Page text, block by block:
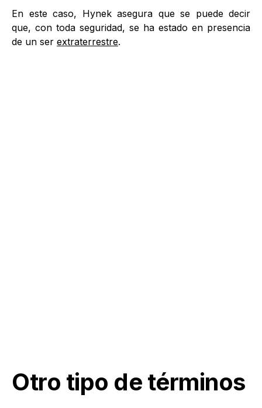
En este caso, Hynek asegura que se puede decir
que, con toda seguridad, se ha estado en presencia
de un ser extraterrestre.
Otro tipo de términos